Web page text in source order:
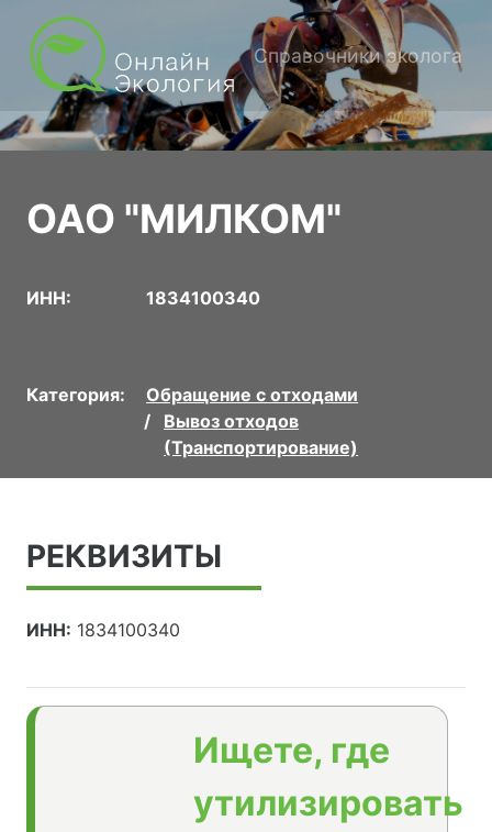
Справочники эколога
ОАО "МИЛКОМ"
ИНН: 1834100340
Категория:
Обращение с отходами
Вывоз отходов
(Транспортирование)
РЕКВИЗИТЫ
ИНН: 1834100340
Ищете, где
утилизировать